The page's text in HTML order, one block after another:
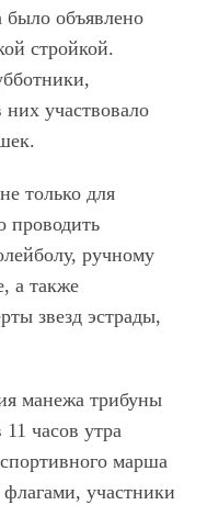
было объявлено
стройкой.
них участвовало
только для
проводить
ручному
а также
звезд эстрады,
манежа трибуны
часов утра
марша
участники